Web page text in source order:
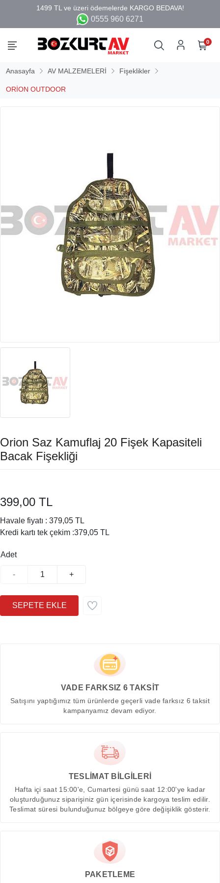
0555 960 6271
0
Anasayfa AV MALZEMELERİ Fişeklikler
ORİON OUTDOOR
Orion Saz Kamuflaj 20 Fişek Kapasiteli
Bacak Fişekliği
399,00 TL
Havale fiyatı : 379,05 TL
Kredi kartı tek çekim :379,05 TL
Adet
- +
VADE FARKSIZ 6 TAKSİT
Satışını yaptığımız tüm ürünlerde geçerli vade farksız 6 taksit
kampanyamız devam ediyor.
TESLİMAT BİLGİLERİ
Hafta içi saat 15:00'e, Cumartesi günü saat 12:00'ye kadar
oluşturduğunuz siparişiniz gün içerisinde kargoya teslim edilir.
Teslimat süresi bulunduğunuz bölgeye göre değişiklik gösterir.
PAKETLEME